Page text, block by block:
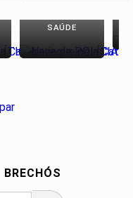
SAÚDE
BRECHÓS